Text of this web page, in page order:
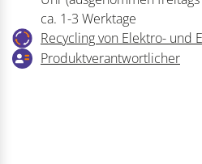
ca. 1-3 Werktage
Recycling von Elektro- und
Produktverantwortlicher